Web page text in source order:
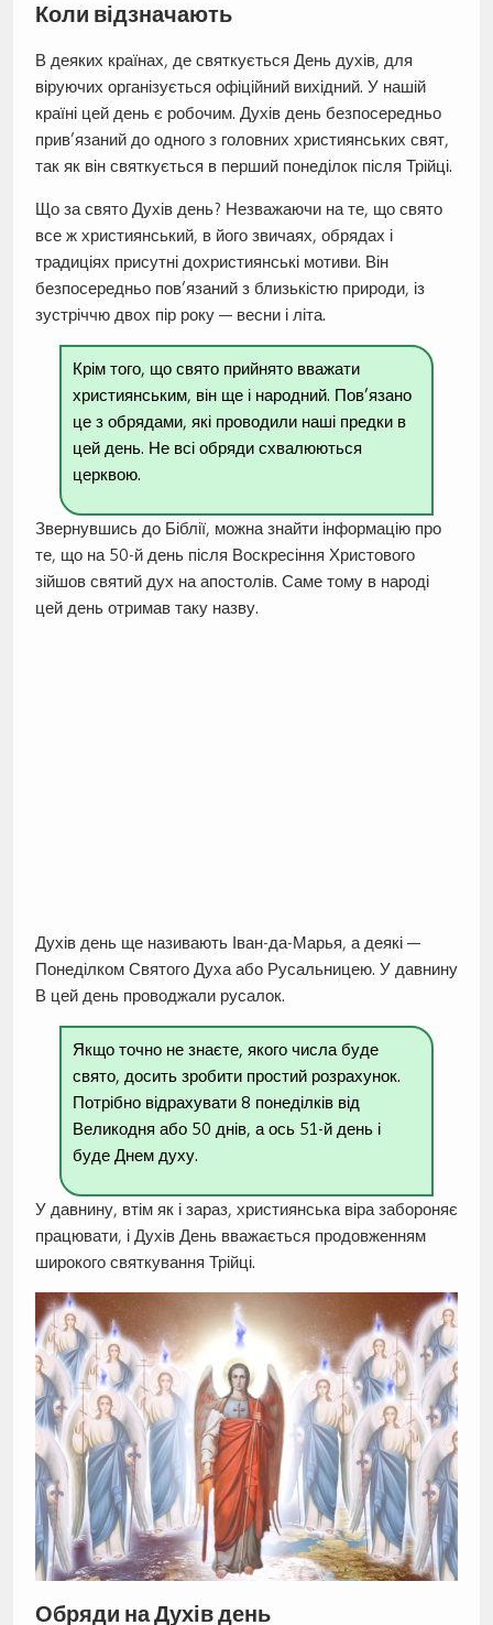
Коли відзначають
В деяких країнах, де святкується День духів, для
віруючих організується офіційний вихідний. У нашій
країні цей день є робочим. Духів день безпосередньо
прив’язаний до одного з головних християнських свят,
так як він святкується в перший понеділок після Трійці.
Що за свято Духів день? Незважаючи на те, що свято
все ж християнський, в його звичаях, обрядах і
традиціях присутні дохристиянські мотиви. Він
безпосередньо пов’язаний з близькістю природи, із
зустріччю двох пір року — весни і літа.
Крім того, що свято прийнято вважати
християнським, він ще і народний. Пов’язано
це з обрядами, які проводили наші предки в
цей день. Не всі обряди схвалюються
церквою.
Звернувшись до Біблії, можна знайти інформацію про
те, що на 50-й день після Воскресіння Христового
зійшов святий дух на апостолів. Саме тому в народі
цей день отримав таку назву.
Духів день ще називають Іван-да-Марья, а деякі —
Понеділком Святого Духа або Русальницею. У давнину
В цей день проводжали русалок.
Якщо точно не знаєте, якого числа буде
свято, досить зробити простий розрахунок.
Потрібно відрахувати 8 понеділків від
Великодня або 50 днів, а ось 51-й день і
буде Днем духу.
У давнину, втім як і зараз, християнська віра забороняє
працювати, і Духів День вважається продовженням
широкого святкування Трійці.
Обряди на Духів день